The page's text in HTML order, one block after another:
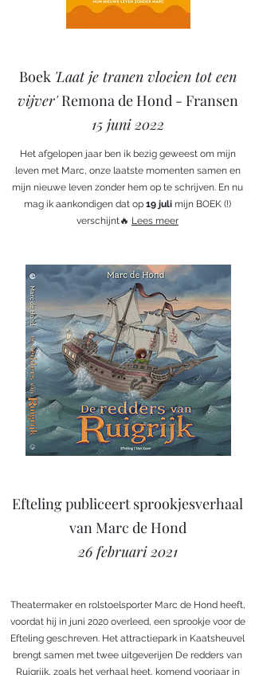
Boek 'Laat je tranen vloeien tot een
vijver'Remona de Hond - Fransen
15 juni 2022
Het afgelopen jaar ben ik bezig geweest om mijn
leven met Marc, onze laatste momenten samen en
mijn nieuwe leven zonder hem op te schrijven. En nu
mag ik aankondigen dat op 19 juli mijn BOEK (!)
verschijnt🔥 Lees meer
Efteling publiceert sprookjesverhaal
van Marc de Hond
26 februari 2021
Theatermaker en rolstoelsporter Marc de Hond heeft,
voordat hij in juni 2020 overleed, een sprookje voor de
Efteling geschreven. Het attractiepark in Kaatsheuvel
brengt samen met twee uitgeverijen De redders van
Ruigrijk, zoals het verhaal heet, komend voorjaar in